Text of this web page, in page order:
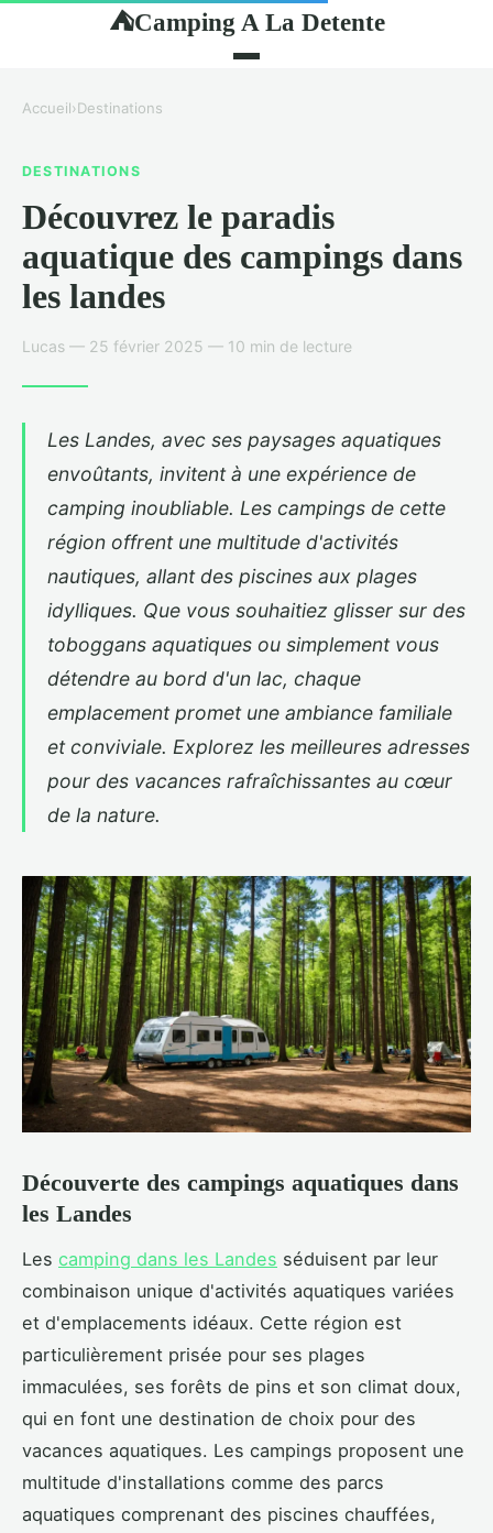
⛺Camping A La Detente
Accueil›Destinations
DESTINATIONS
Découvrez le paradis
aquatique des campings dans
les landes
Lucas — 25 février 2025 — 10 min de lecture
Les Landes, avec ses paysages aquatiques
envoûtants, invitent à une expérience de
camping inoubliable. Les campings de cette
région offrent une multitude d'activités
nautiques, allant des piscines aux plages
idylliques. Que vous souhaitiez glisser sur des
toboggans aquatiques ou simplement vous
détendre au bord d'un lac, chaque
emplacement promet une ambiance familiale
et conviviale. Explorez les meilleures adresses
pour des vacances rafraîchissantes au cœur
de la nature.
Découverte des campings aquatiques dans
les Landes
Les camping dans les Landes séduisent par leur
combinaison unique d'activités aquatiques variées
et d'emplacements idéaux. Cette région est
particulièrement prisée pour ses plages
immaculées, ses forêts de pins et son climat doux,
qui en font une destination de choix pour des
vacances aquatiques. Les campings proposent une
multitude d'installations comme des parcs
aquatiques comprenant des piscines chauffées,